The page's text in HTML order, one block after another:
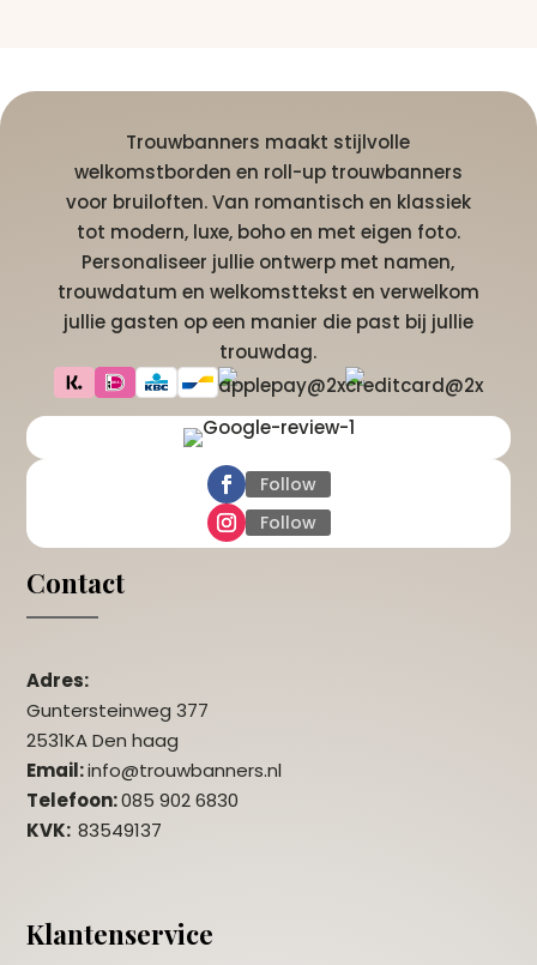
Trouwbanners maakt stijlvolle
welkomstborden en roll-up trouwbanners
voor bruiloften. Van romantisch en klassiek
tot modern, luxe, boho en met eigen foto.
Personaliseer jullie ontwerp met namen,
trouwdatum en welkomsttekst en verwelkom
jullie gasten op een manier die past bij jullie
trouwdag.
Follow
Follow
Contact
Adres:
Guntersteinweg 377
2531KA Den haag
Email:info@trouwbanners.nl
Telefoon:085 902 6830
KVK:83549137
Klantenservice